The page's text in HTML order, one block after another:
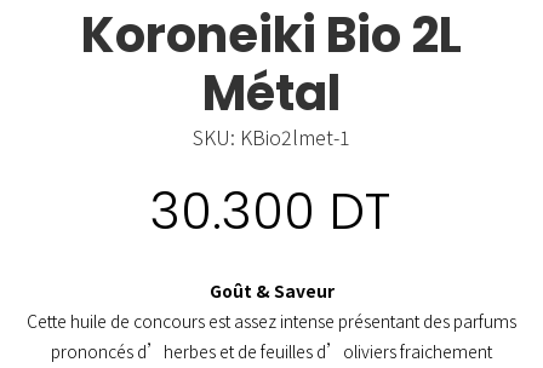
Koroneiki Bio 2L
Métal
SKU: KBio2lmet-1
30.300 DT
Goût & Saveur
Cette huile de concours est assez intense présentant des parfums
prononcés d’herbes et de feuilles d’oliviers fraichement